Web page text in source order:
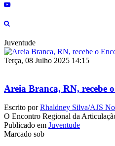
Juventude
Terça, 08 Julho 2025 14:15
Areia Branca, RN, recebe
Escrito porRhaldney Silva/AJS
O Encontro Regional da
Publicado em Juventude
Marcado sob